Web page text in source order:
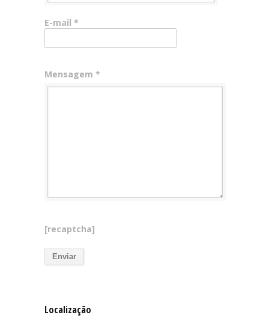
E-mail *
Mensagem *
[recaptcha]
Localização